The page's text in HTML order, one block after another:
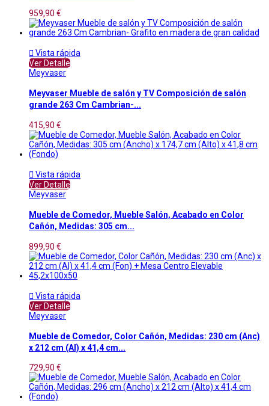
959,90 €
 Vista rápida
Ver Detalle
Meyvaser
Meyvaser Mueble de salón y TV Composición de salón
grande 263 Cm Cambrian-...
415,90 €
 Vista rápida
Ver Detalle
Meyvaser
Mueble de Comedor, Mueble Salón, Acabado en Color
Cañón, Medidas: 305 cm...
899,90 €
 Vista rápida
Ver Detalle
Meyvaser
Mueble de Comedor, Color Cañón, Medidas: 230 cm (Anc)
x 212 cm (Al) x 41,4 cm...
729,90 €